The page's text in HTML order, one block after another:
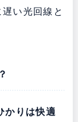
い光回線と
かりは快適